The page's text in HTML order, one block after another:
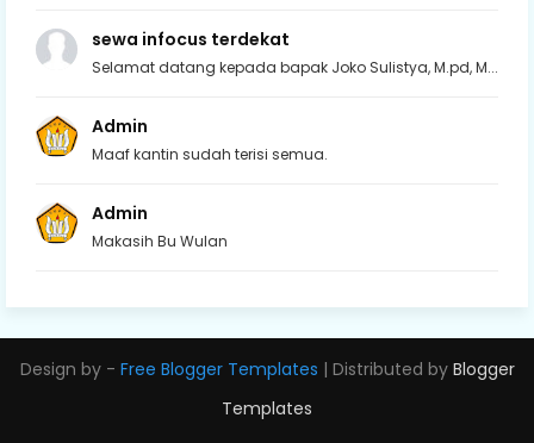
sewa infocus terdekat
Selamat datang kepada bapak Joko Sulistya, M.pd, M...
Admin
Maaf kantin sudah terisi semua.
Admin
Makasih Bu Wulan
Design by - Free Blogger Templates | Distributed by Blogger
Templates